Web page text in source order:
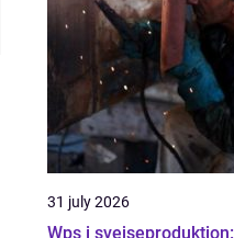
31 july 2026
Wps i svejseproduktion: